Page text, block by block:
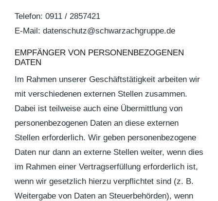
Telefon: 0911 / 2857421
E-Mail: datenschutz@schwarzachgruppe.de
EMPFÄNGER VON PERSONENBEZOGENEN
DATEN
Im Rahmen unserer Geschäftstätigkeit arbeiten wir
mit verschiedenen externen Stellen zusammen.
Dabei ist teilweise auch eine Übermittlung von
personenbezogenen Daten an diese externen
Stellen erforderlich. Wir geben personenbezogene
Daten nur dann an externe Stellen weiter, wenn dies
im Rahmen einer Vertragserfüllung erforderlich ist,
wenn wir gesetzlich hierzu verpflichtet sind (z. B.
Weitergabe von Daten an Steuerbehörden), wenn